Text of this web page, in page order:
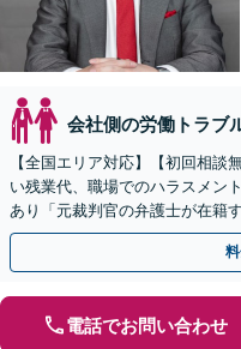
会社側の労働トラブ
【全国エリア対応】【初回相談
い残業代、職場でのハラスメン
あり「元裁判官の弁護士が在籍
裁判官経験を活かした最適な戦
電話でお問い合わせ